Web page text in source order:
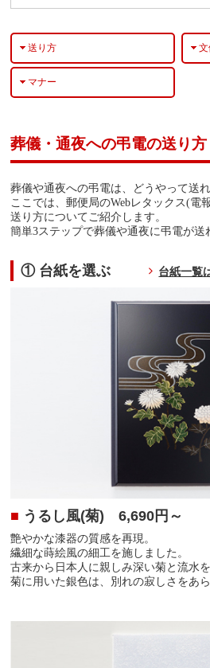
送り方 文
マナー
葬儀・通夜への弔電の送り方
葬儀や通夜への弔電は、どうやって送
ここでは、郵便局のWebレタックス(電
送り方についてご紹介します。
簡単3ステップで葬儀や通夜に弔電が送
① 台紙を選ぶ 台紙一覧
■ うるし風(菊) 6,690円～
艶やかな漆器の質感を再現。
繊細な蒔絵風の細工を施しました。
古来から日本人に親しみ深い菊と流水
菊に用いた銀色は、別れの寂しさをあ